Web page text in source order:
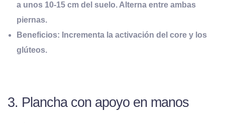
a unos 10-15 cm del suelo. Alterna entre ambas
piernas.
Beneficios: Incrementa la activación del core y los
glúteos.
3. Plancha con apoyo en manos